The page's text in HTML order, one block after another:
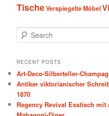
TischeVerspiegelte Möbel
e
r
h
RECENT POSTS
Art-Deco-Silberteller-
Antiker viktorianischer
1870
Regency Revival Esstisch